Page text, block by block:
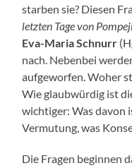
starben sie? Diesen
letzten Tage von
Eva-Maria Schnurr
nach. Nebenbei
aufgeworfen. Woher
Wie glaubwürdig ist
wichtiger: Was davon
Vermutung, was
Die Fragen beginnen